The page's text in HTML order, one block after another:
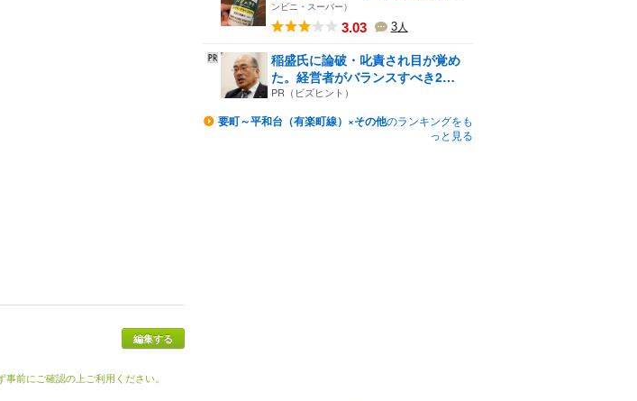
前にご確認の上ご利用ください。
ンビニ・スーパー）
3.03 3人
稲盛氏に論破・叱責され目が覚め
た。経営者がバランスすべき2
つ...
PR（ビズヒント）
要町～平和台（有楽町線）×その他のランキングをも
っと見る